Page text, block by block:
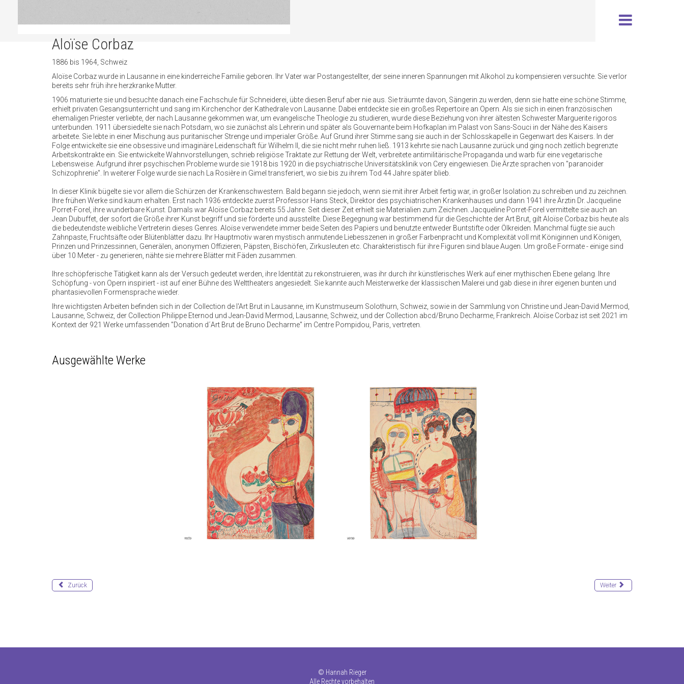
Aloïse Corbaz
1886 bis 1964, Schweiz
Aloïse Corbaz wurde in Lausanne in eine kinderreiche Familie geboren. Ihr Vater war Postangestellter, der seine inneren Spannungen mit Alkohol zu kompensieren versuchte. Sie verlor
bereits sehr früh ihre herzkranke Mutter.
1906 maturierte sie und besuchte danach eine Fachschule für Schneiderei, übte diesen Beruf aber nie aus. Sie träumte davon, Sängerin zu werden, denn sie hatte eine schöne Stimme,
erhielt privaten Gesangsunterricht und sang im Kirchenchor der Kathedrale von Lausanne. Dabei entdeckte sie ein großes Repertoire an Opern. Als sie sich in einen französischen
ehemaligen Priester verliebte, der nach Lausanne gekommen war, um evangelische Theologie zu studieren, wurde diese Beziehung von ihrer ältesten Schwester Marguerite rigoros
unterbunden. 1911 übersiedelte sie nach Potsdam, wo sie zunächst als Lehrerin und später als Gouvernante beim Hofkaplan im Palast von Sans-Souci in der Nähe des Kaisers
arbeitete. Sie lebte in einer Mischung aus puritanischer Strenge und imperialer Größe. Auf Grund ihrer Stimme sang sie auch in der Schlosskapelle in Gegenwart des Kaisers. In der
Folge entwickelte sie eine obsessive und imaginäre Leidenschaft für Wilhelm II, die sie nicht mehr ruhen ließ. 1913 kehrte sie nach Lausanne zurück und ging noch zeitlich begrenzte
Arbeitskontrakte ein. Sie entwickelte Wahnvorstellungen, schrieb religiöse Traktate zur Rettung der Welt, verbreitete antimilitärische Propaganda und warb für eine vegetarische
Lebensweise. Aufgrund ihrer psychischen Probleme wurde sie 1918 bis 1920 in die psychiatrische Universitätsklinik von Cery eingewiesen. Die Ärzte sprachen von "paranoider
Schizophrenie". In weiterer Folge wurde sie nach La Rosière in Gimel transferiert, wo sie bis zu ihrem Tod 44 Jahre später blieb.
In dieser Klinik bügelte sie vor allem die Schürzen der Krankenschwestern. Bald begann sie jedoch, wenn sie mit ihrer Arbeit fertig war, in großer Isolation zu schreiben und zu zeichnen.
Ihre frühen Werke sind kaum erhalten. Erst nach 1936 entdeckte zuerst Professor Hans Steck, Direktor des psychiatrischen Krankenhauses und dann 1941 ihre Ärztin Dr. Jacqueline
Porret-Forel, ihre wunderbare Kunst. Damals war Aloïse Corbaz bereits 55 Jahre. Seit dieser Zeit erhielt sie Materialien zum Zeichnen. Jacqueline Porret-Forel vermittelte sie auch an
Jean Dubuffet, der sofort die Größe ihrer Kunst begriff und sie förderte und ausstellte. Diese Begegnung war bestimmend für die Geschichte der Art Brut, gilt Aloïse Corbaz bis heute als
die bedeutendste weibliche Vertreterin dieses Genres. Aloïse verwendete immer beide Seiten des Papiers und benutzte entweder Buntstifte oder Ölkreiden. Manchmal fügte sie auch
Zahnpaste, Fruchtsäfte oder Blütenblätter dazu. Ihr Hauptmotiv waren mystisch anmutende Liebesszenen in großer Farbenpracht und Komplexität voll mit Königinnen und Königen,
Prinzen und Prinzessinnen, Generälen, anonymen Offizieren, Päpsten, Bischöfen, Zirkusleuten etc. Charakteristisch für ihre Figuren sind blaue Augen. Um große Formate - einige sind
über 10 Meter - zu generieren, nähte sie mehrere Blätter mit Fäden zusammen.
Ihre schöpferische Tätigkeit kann als der Versuch gedeutet werden, ihre Identität zu rekonstruieren, was ihr durch ihr künstlerisches Werk auf einer mythischen Ebene gelang. Ihre
Schöpfung - von Opern inspiriert - ist auf einer Bühne des Welttheaters angesiedelt. Sie kannte auch Meisterwerke der klassischen Malerei und gab diese in ihrer eigenen bunten und
phantasievollen Formensprache wieder.
Ihre wichtigsten Arbeiten befinden sich in der Collection de l'Art Brut in Lausanne, im Kunstmuseum Solothurn, Schweiz, sowie in der Sammlung von Christine und Jean-David Mermod,
Lausanne, Schweiz, der Collection Philippe Eternod und Jean-David Mermod, Lausanne, Schweiz, und der Collection abcd/Bruno Decharme, Frankreich. Aloïse Corbaz ist seit 2021 im
Kontext der 921 Werke umfassenden "Donation d´Art Brut de Bruno Decharme" im Centre Pompidou, Paris, vertreten.
Ausgewählte Werke
Zurück Weiter
© Hannah Rieger
Alle Rechte vorbehalten